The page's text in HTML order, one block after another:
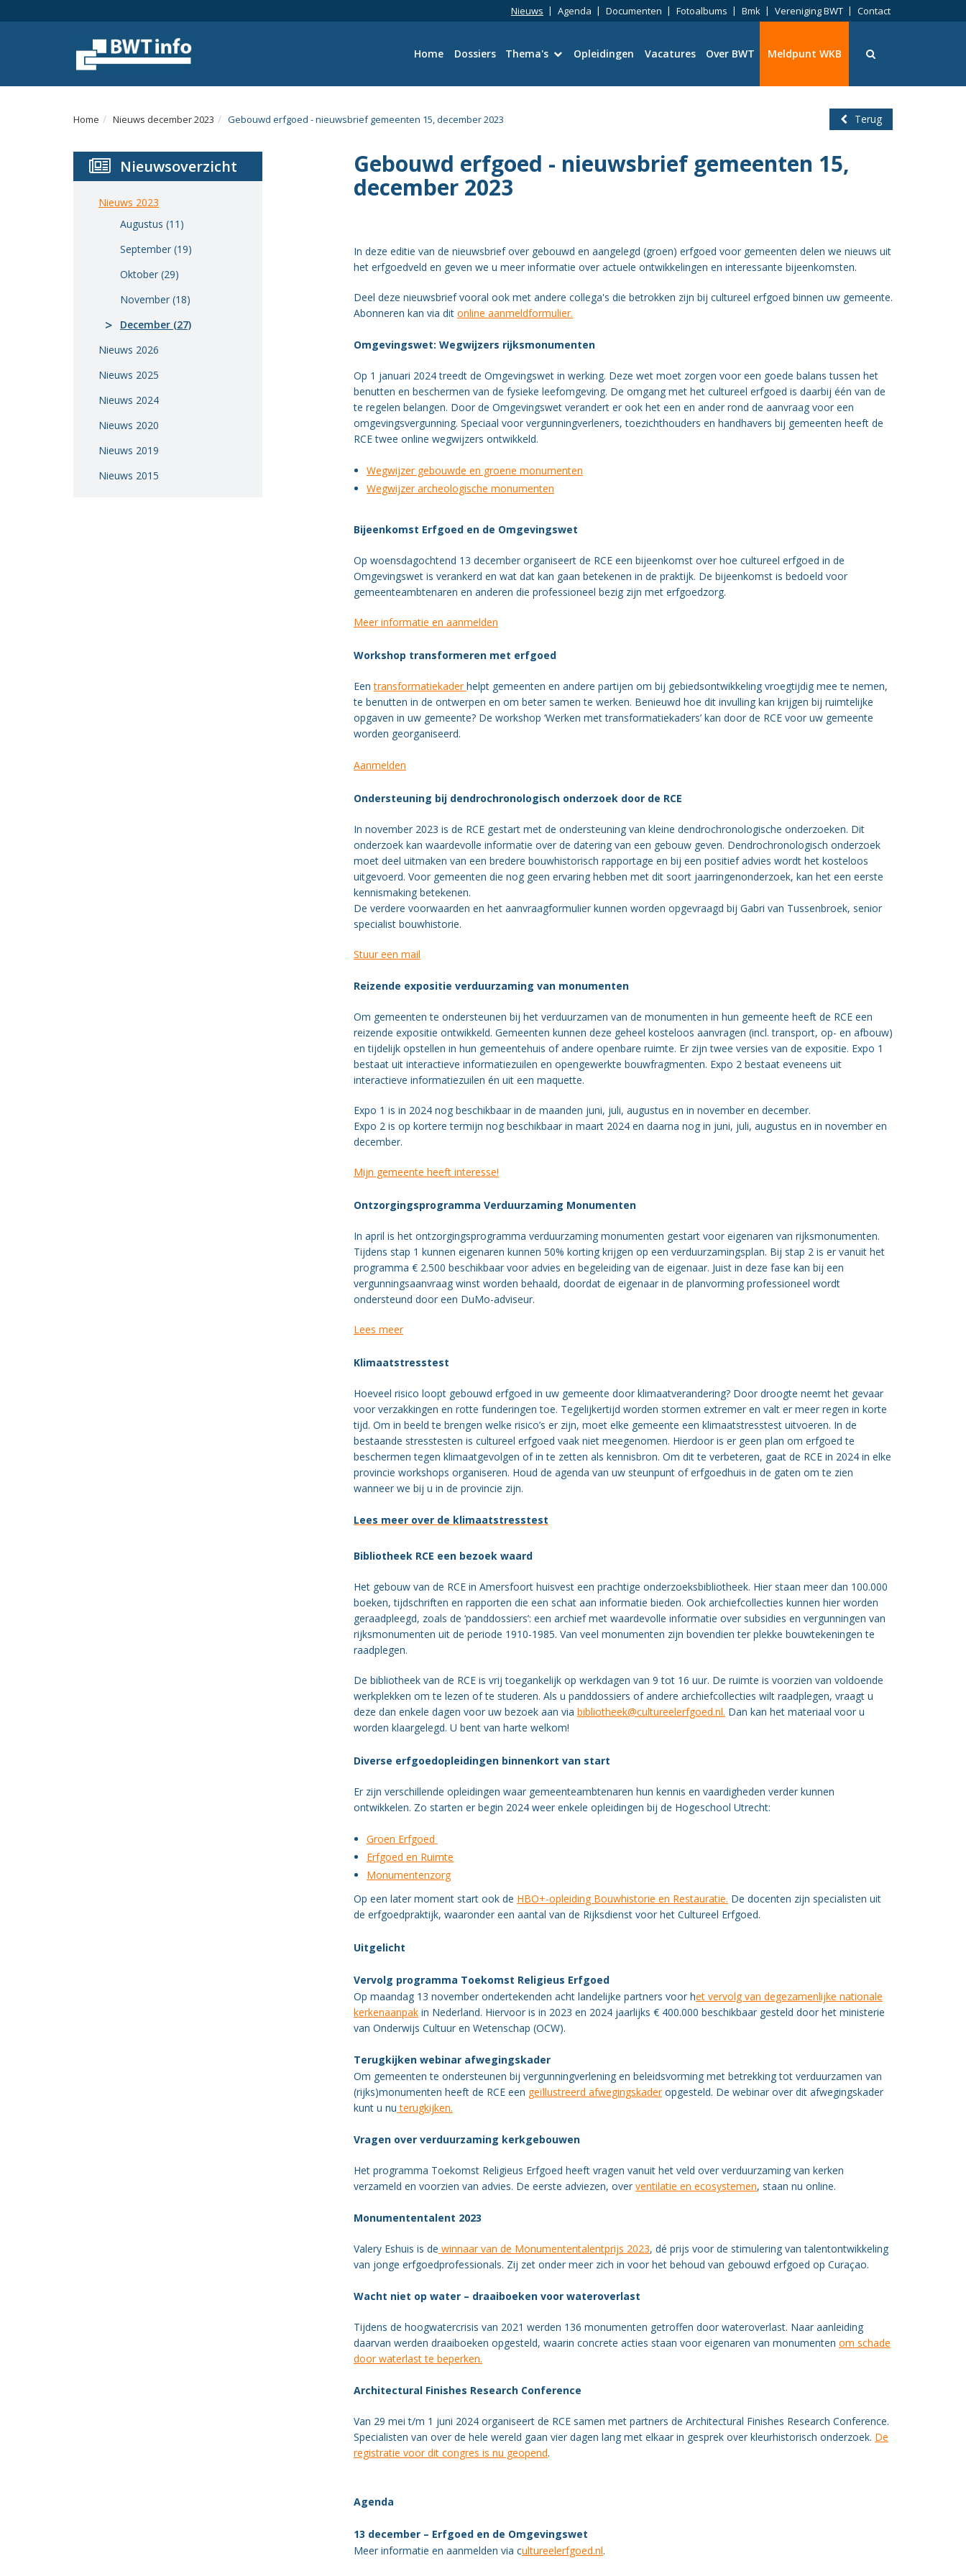
Nieuws Agenda Documenten Fotoalbums Bmk Vereniging BWT Contact
Home Dossiers Thema's
Energie en duurzaamheid
Opleidingen Vacatures Over BWT Meldpunt WKB
Menu
Home Nieuws december 2023 Gebouwd erfgoed - nieuwsbrief gemeenten 15, december 2023 Terug
Nieuwsoverzicht
Nieuws 2023
Augustus (11)
September (19)
Oktober (29)
November (18)
December (27)
Nieuws 2026
Nieuws 2025
Nieuws 2024
Nieuws 2020
Nieuws 2019
Nieuws 2015
Gebouwd erfgoed - nieuwsbrief gemeenten 15,
december 2023
In deze editie van de nieuwsbrief over gebouwd en aangelegd (groen) erfgoed voor gemeenten delen we nieuws uit
het erfgoedveld en geven we u meer informatie over actuele ontwikkelingen en interessante bijeenkomsten.
Deel deze nieuwsbrief vooral ook met andere collega's die betrokken zijn bij cultureel erfgoed binnen uw gemeente.
Abonneren kan via dit online aanmeldformulier.
Omgevingswet: Wegwijzers rijksmonumenten
Op 1 januari 2024 treedt de Omgevingswet in werking. Deze wet moet zorgen voor een goede balans tussen het
benutten en beschermen van de fysieke leefomgeving. De omgang met het cultureel erfgoed is daarbij één van de
te regelen belangen. Door de Omgevingswet verandert er ook het een en ander rond de aanvraag voor een
omgevingsvergunning. Speciaal voor vergunningverleners, toezichthouders en handhavers bij gemeenten heeft de
RCE twee online wegwijzers ontwikkeld.
Wegwijzer gebouwde en groene monumenten
Wegwijzer archeologische monumenten
Bijeenkomst Erfgoed en de Omgevingswet
Op woensdagochtend 13 december organiseert de RCE een bijeenkomst over hoe cultureel erfgoed in de
Omgevingswet is verankerd en wat dat kan gaan betekenen in de praktijk. De bijeenkomst is bedoeld voor
gemeenteambtenaren en anderen die professioneel bezig zijn met erfgoedzorg.
Meer informatie en aanmelden
Workshop transformeren met erfgoed
Eentransformatiekaderhelpt gemeenten en andere partijen om bij gebiedsontwikkeling vroegtijdig mee te nemen,
te benutten in de ontwerpen en om beter samen te werken. Benieuwd hoe dit invulling kan krijgen bij ruimtelijke
opgaven in uw gemeente? De workshop ‘Werken met transformatiekaders’ kan door de RCE voor uw gemeente
worden georganiseerd.
Aanmelden
Ondersteuning bij dendrochronologisch onderzoek door de RCE
In november 2023 is de RCE gestart met de ondersteuning van kleine dendrochronologische onderzoeken. Dit
onderzoek kan waardevolle informatie over de datering van een gebouw geven. Dendrochronologisch onderzoek
moet deel uitmaken van een bredere bouwhistorisch rapportage en bij een positief advies wordt het kosteloos
uitgevoerd. Voor gemeenten die nog geen ervaring hebben met dit soort jaarringenonderzoek, kan het een eerste
kennismaking betekenen.
De verdere voorwaarden en het aanvraagformulier kunnen worden opgevraagd bij Gabri van Tussenbroek, senior
specialist bouwhistorie.
Stuur een mail
Reizende expositie verduurzaming van monumenten
Om gemeenten te ondersteunen bij het verduurzamen van de monumenten in hun gemeente heeft de RCE een
reizende expositie ontwikkeld. Gemeenten kunnen deze geheel kosteloos aanvragen (incl. transport, op- en afbouw)
en tijdelijk opstellen in hun gemeentehuis of andere openbare ruimte. Er zijn twee versies van de expositie. Expo 1
bestaat uit interactieve informatiezuilen en opengewerkte bouwfragmenten. Expo 2 bestaat eveneens uit
interactieve informatiezuilen én uit een maquette.
Expo 1 is in 2024 nog beschikbaar in de maanden juni, juli, augustus en in november en december.
Expo 2 is op kortere termijn nog beschikbaar in maart 2024 en daarna nog in juni, juli, augustus en in november en
december.
Mijn gemeente heeft interesse!
Ontzorgingsprogramma Verduurzaming Monumenten
In april is het ontzorgingsprogramma verduurzaming monumenten gestart voor eigenaren van rijksmonumenten.
Tijdens stap 1 kunnen eigenaren kunnen 50% korting krijgen op een verduurzamingsplan. Bij stap 2 is er vanuit het
programma € 2.500 beschikbaar voor advies en begeleiding van de eigenaar. Juist in deze fase kan bij een
vergunningsaanvraag winst worden behaald, doordat de eigenaar in de planvorming professioneel wordt
ondersteund door een DuMo-adviseur.
Lees meer
Klimaatstresstest
Hoeveel risico loopt gebouwd erfgoed in uw gemeente door klimaatverandering? Door droogte neemt het gevaar
voor verzakkingen en rotte funderingen toe. Tegelijkertijd worden stormen extremer en valt er meer regen in korte
tijd. Om in beeld te brengen welke risico’s er zijn, moet elke gemeente een klimaatstresstest uitvoeren. In de
bestaande stresstesten is cultureel erfgoed vaak niet meegenomen. Hierdoor is er geen plan om erfgoed te
beschermen tegen klimaatgevolgen of in te zetten als kennisbron. Om dit te verbeteren, gaat de RCE in 2024 in elke
provincie workshops organiseren. Houd de agenda van uw steunpunt of erfgoedhuis in de gaten om te zien
wanneer we bij u in de provincie zijn.
Lees meer over de klimaatstresstest
Bibliotheek RCE een bezoek waard
Het gebouw van de RCE in Amersfoort huisvest een prachtige onderzoeksbibliotheek. Hier staan meer dan 100.000
boeken, tijdschriften en rapporten die een schat aan informatie bieden. Ook archiefcollecties kunnen hier worden
geraadpleegd, zoals de ‘panddossiers’: een archief met waardevolle informatie over subsidies en vergunningen van
rijksmonumenten uit de periode 1910-1985. Van veel monumenten zijn bovendien ter plekke bouwtekeningen te
raadplegen.
De bibliotheek van de RCE is vrij toegankelijk op werkdagen van 9 tot 16 uur. De ruimte is voorzien van voldoende
werkplekken om te lezen of te studeren. Als u panddossiers of andere archiefcollecties wilt raadplegen, vraagt u
deze dan enkele dagen voor uw bezoek aan via bibliotheek@cultureelerfgoed.nl. Dan kan het materiaal voor u
worden klaargelegd. U bent van harte welkom!
Diverse erfgoedopleidingen binnenkort van start
Er zijn verschillende opleidingen waar gemeenteambtenaren hun kennis en vaardigheden verder kunnen
ontwikkelen. Zo starten er begin 2024 weer enkele opleidingen bij de Hogeschool Utrecht:
Groen Erfgoed
Erfgoed en Ruimte
Monumentenzorg
Op een later moment start ook de HBO+-opleiding Bouwhistorie en Restauratie. De docenten zijn specialisten uit
de erfgoedpraktijk, waaronder een aantal van de Rijksdienst voor het Cultureel Erfgoed.
Uitgelicht
Vervolg programma Toekomst Religieus Erfgoed
Op maandag 13 november ondertekenden acht landelijke partners voor het vervolg van degezamenlijke nationale
kerkenaanpak in Nederland. Hiervoor is in 2023 en 2024 jaarlijks € 400.000 beschikbaar gesteld door het ministerie
van Onderwijs Cultuur en Wetenschap (OCW).
Terugkijken webinar afwegingskader
Om gemeenten te ondersteunen bij vergunningverlening en beleidsvorming met betrekking tot verduurzamen van
(rijks)monumenten heeft de RCE een geïllustreerd afwegingskaderopgesteld. De webinar over dit afwegingskader
kunt u nu terugkijken.
Vragen over verduurzaming kerkgebouwen
Het programma Toekomst Religieus Erfgoed heeft vragen vanuit het veld over verduurzaming van kerken
verzameld en voorzien van advies. De eerste adviezen, over ventilatie en ecosystemen, staan nu online.
Monumententalent 2023
Valery Eshuis is de winnaar van de Monumententalentprijs 2023, dé prijs voor de stimulering van talentontwikkeling
van jonge erfgoedprofessionals. Zij zet onder meer zich in voor het behoud van gebouwd erfgoed op Curaçao.
Wacht niet op water – draaiboeken voor wateroverlast
Tijdens de hoogwatercrisis van 2021 werden 136 monumenten getroffen door wateroverlast. Naar aanleiding
daarvan werden draaiboeken opgesteld, waarin concrete acties staan voor eigenaren van monumenten om schade
door waterlast te beperken.
Architectural Finishes Research Conference
Van 29 mei t/m 1 juni 2024 organiseert de RCE samen met partners de Architectural Finishes Research Conference.
Specialisten van over de hele wereld gaan vier dagen lang met elkaar in gesprek over kleurhistorisch onderzoek. De
registratie voor dit congres is nu geopend.
Agenda
13 december – Erfgoed en de Omgevingswet
Meer informatie en aanmelden via cultureelerfgoed.nl.